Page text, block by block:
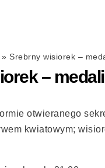
» Srebrny wisiorek –
–
otwieranego
kwiatowym;